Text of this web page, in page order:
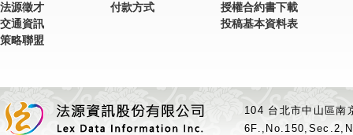
法源徵才
交通資訊
策略聯盟
付款方式
授權合約書下載
投稿基本資料表
104 台北市中山區